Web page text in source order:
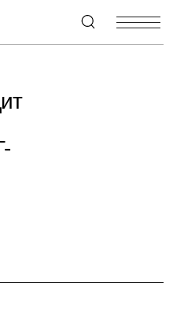
+7 (495) 967-80-80